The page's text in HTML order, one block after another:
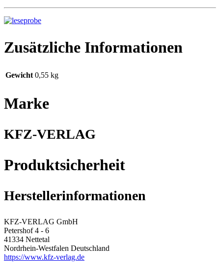
Zusätzliche Informationen
Gewicht 0,55 kg
Marke
KFZ-VERLAG
Produktsicherheit
Herstellerinformationen
KFZ-VERLAG GmbH
Petershof 4 - 6
41334 Nettetal
Nordrhein-Westfalen Deutschland
https://www.kfz-verlag.de